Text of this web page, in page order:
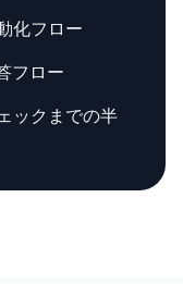
化フロー
フロー
ックまでの半